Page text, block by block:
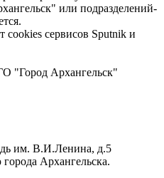
или подразделений-
cookies сервисов Sputnik и
"Город Архангельск"
им. В.И.Ленина, д.5
Архангельска.